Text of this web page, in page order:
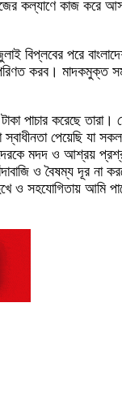
কল্যাণে কাজ করে
বিপ্লবের পরে
করব। মাদকমুক্ত
পাচার করেছে তারা।
স্বাধীনতা পেয়েছি যা
মদদ ও আশ্রয়
ও বৈষম্য দূর না
ও সহযোগিতায় আমি